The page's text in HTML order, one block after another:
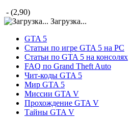
- (2,90)
Загрузка...
GTA 5
Статьи по игре GTA 5 на PC
Статьи по GTA 5 на консолях
FAQ по Grand Theft Auto
Чит-коды GTA 5
Мир GTA 5
Миссии GTA V
Прохождение GTA V
Тайны GTA V